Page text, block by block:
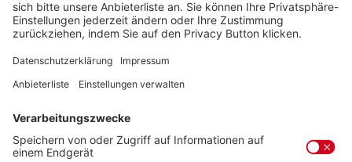
Ihre E-Mail-Adresse*
Telefon